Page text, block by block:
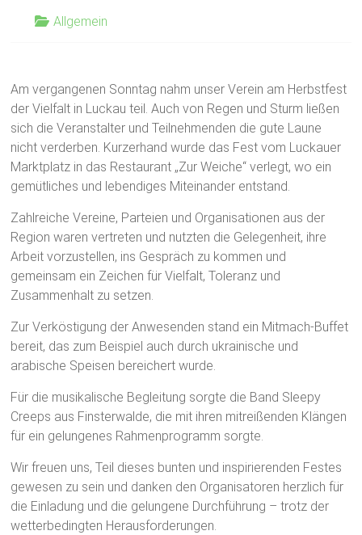
Allgemein
Am vergangenen Sonntag nahm unser Verein am Herbstfest
der Vielfalt in Luckau teil. Auch von Regen und Sturm ließen
sich die Veranstalter und Teilnehmenden die gute Laune
nicht verderben. Kurzerhand wurde das Fest vom Luckauer
Marktplatz in das Restaurant „Zur Weiche“ verlegt, wo ein
gemütliches und lebendiges Miteinander entstand.
Zahlreiche Vereine, Parteien und Organisationen aus der
Region waren vertreten und nutzten die Gelegenheit, ihre
Arbeit vorzustellen, ins Gespräch zu kommen und
gemeinsam ein Zeichen für Vielfalt, Toleranz und
Zusammenhalt zu setzen.
Zur Verköstigung der Anwesenden stand ein Mitmach-Buffet
bereit, das zum Beispiel auch durch ukrainische und
arabische Speisen bereichert wurde.
Für die musikalische Begleitung sorgte die Band Sleepy
Creeps aus Finsterwalde, die mit ihren mitreißenden Klängen
für ein gelungenes Rahmenprogramm sorgte.
Wir freuen uns, Teil dieses bunten und inspirierenden Festes
gewesen zu sein und danken den Organisatoren herzlich für
die Einladung und die gelungene Durchführung – trotz der
wetterbedingten Herausforderungen.